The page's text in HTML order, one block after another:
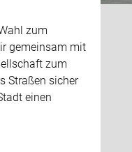
zum
gemeinsam mit
zum
Straßen sicher
einen